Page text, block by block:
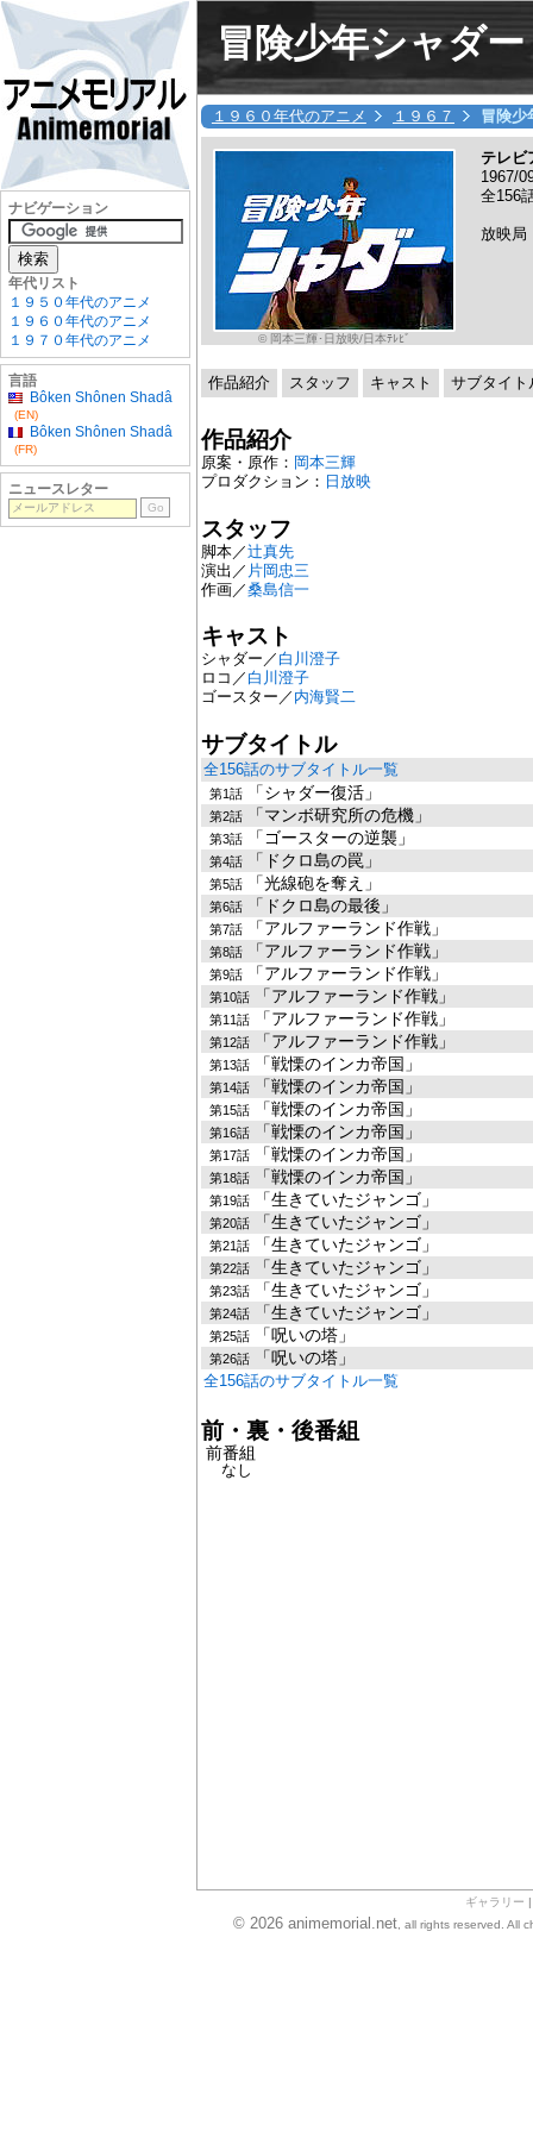
冒険少年シャダー
１９６０年代のアニメ １９６７ 冒険少
© 岡本三輝･日放映/日本ﾃﾚﾋﾞ
テレビ
1967/
全156
放映
作品紹介 スタッフ キャスト サブタイト
作品紹介
原案・原作： 岡本三輝
プロダクション： 日放映
スタッフ
脚本／辻真先
演出／ 片岡忠三
作画／桑島信一
キャスト
シャダー／ 白川澄子
ロコ／ 白川澄子
ゴースター／ 内海賢二
サブタイトル
全156話のサブタイトル一覧
第1話 「シャダー復活」
第2話 「マンボ研究所の危機」
第3話 「ゴースターの逆襲」
第4話 「ドクロ島の罠」
第5話 「光線砲を奪え」
第6話 「ドクロ島の最後」
第7話 「アルファーランド作戦」
第8話 「アルファーランド作戦」
第9話 「アルファーランド作戦」
第10話 「アルファーランド作戦」
第11話 「アルファーランド作戦」
第12話 「アルファーランド作戦」
第13話 「戦慄のインカ帝国」
第14話 「戦慄のインカ帝国」
第15話 「戦慄のインカ帝国」
第16話 「戦慄のインカ帝国」
第17話 「戦慄のインカ帝国」
第18話 「戦慄のインカ帝国」
第19話 「生きていたジャンゴ」
第20話 「生きていたジャンゴ」
第21話 「生きていたジャンゴ」
第22話 「生きていたジャンゴ」
第23話 「生きていたジャンゴ」
第24話 「生きていたジャンゴ」
第25話 「呪いの塔」
第26話 「呪いの塔」
全156話のサブタイトル一覧
前・裏・後番組
前番組
なし
ギャラリー
ナビゲーション
年代リスト
１９５０年代のアニメ
１９６０年代のアニメ
１９７０年代のアニメ
言語
Bôken Shônen Shadâ
(EN)
Bôken Shônen Shadâ
(FR)
ニュースレター
© 2026 animemorial.net , all rights reserved. All